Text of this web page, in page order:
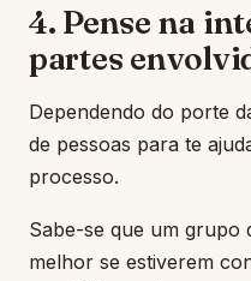
4. Pense na
partes
Dependendo do porte
de pessoas para te
processo.
Sabe-se que um grupo
melhor se estiverem